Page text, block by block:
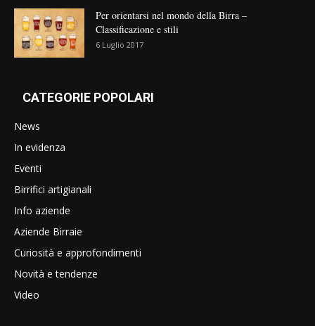
Per orientarsi nel mondo della Birra –
Classificazione e stili
6 Luglio 2017
CATEGORIE POPOLARI
News
In evidenza
Eventi
Birrifici artigianali
Info aziende
Aziende Birraie
Curiosità e approfondimenti
Novità e tendenze
Video